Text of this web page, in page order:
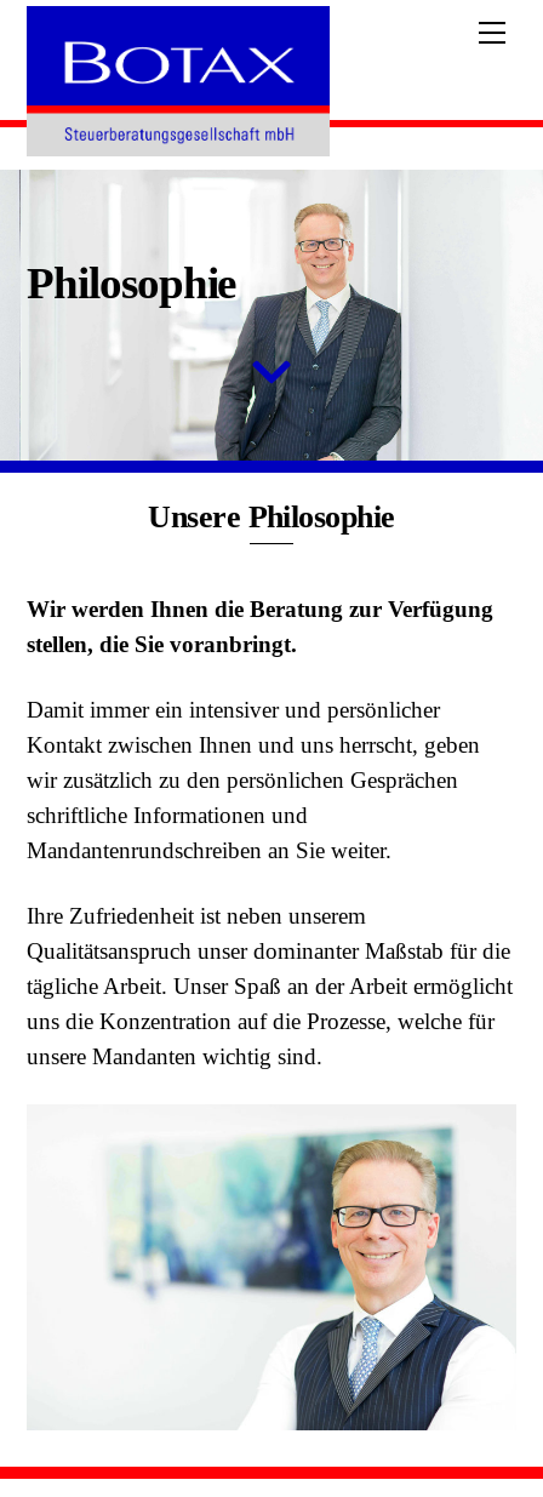
Philosophie
Unsere Philosophie
Wir werden Ihnen die Beratung zur Verfügung
stellen, die Sie voranbringt.
Damit immer ein intensiver und persönlicher
Kontakt zwischen Ihnen und uns herrscht, geben
wir zusätzlich zu den persönlichen Gesprächen
schriftliche Informationen und
Mandantenrundschreiben an Sie weiter.
Ihre Zufriedenheit ist neben unserem
Qualitätsanspruch unser dominanter Maßstab für die
tägliche Arbeit. Unser Spaß an der Arbeit ermöglicht
uns die Konzentration auf die Prozesse, welche für
unsere Mandanten wichtig sind.